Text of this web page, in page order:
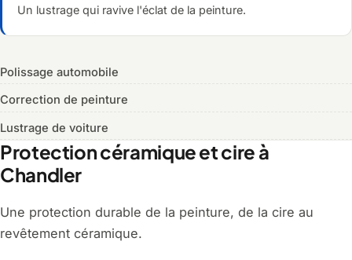
Un lustrage qui ravive l'éclat de la peinture.
Polissage automobile
Correction de peinture
Lustrage de voiture
Protection céramique et cire à
Chandler
Une protection durable de la peinture, de la cire au
revêtement céramique.